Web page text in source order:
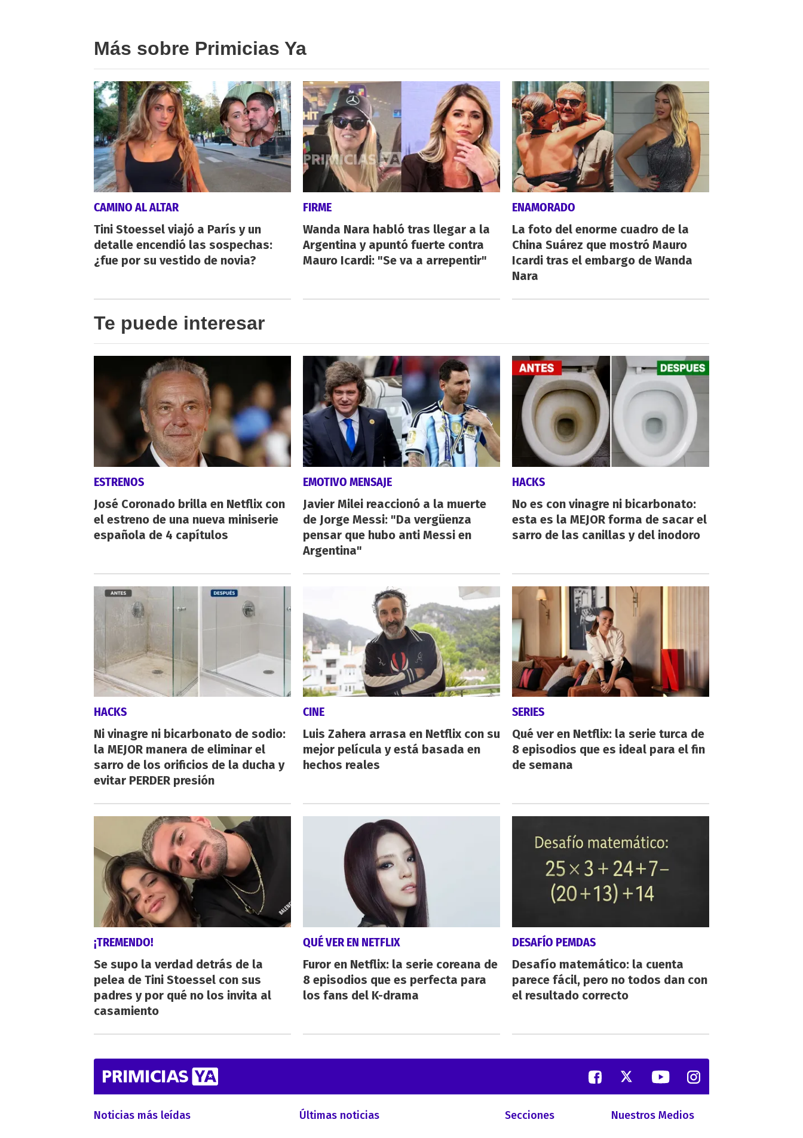
Más sobre Primicias Ya
CAMINO AL ALTAR
Tini Stoessel viajó a París y un
detalle encendió las sospechas:
¿fue por su vestido de novia?
FIRME
Wanda Nara habló tras llegar a la
Argentina y apuntó fuerte contra
Mauro Icardi: "Se va a arrepentir"
ENAMORADO
La foto del enorme cuadro de la
China Suárez que mostró Mauro
Icardi tras el embargo de Wanda
Nara
Te puede interesar
ESTRENOS
José Coronado brilla en Netflix con
el estreno de una nueva miniserie
española de 4 capítulos
EMOTIVO MENSAJE
Javier Milei reaccionó a la muerte
de Jorge Messi: "Da vergüenza
pensar que hubo anti Messi en
Argentina"
HACKS
No es con vinagre ni bicarbonato:
esta es la MEJOR forma de sacar el
sarro de las canillas y del inodoro
HACKS
Ni vinagre ni bicarbonato de sodio:
la MEJOR manera de eliminar el
sarro de los orificios de la ducha y
evitar PERDER presión
CINE
Luis Zahera arrasa en Netflix con su
mejor película y está basada en
hechos reales
SERIES
Qué ver en Netflix: la serie turca de
8 episodios que es ideal para el fin
de semana
¡TREMENDO!
Se supo la verdad detrás de la
pelea de Tini Stoessel con sus
padres y por qué no los invita al
casamiento
QUÉ VER EN NETFLIX
Furor en Netflix: la serie coreana de
8 episodios que es perfecta para
los fans del K-drama
DESAFÍO PEMDAS
Desafío matemático: la cuenta
parece fácil, pero no todos dan con
el resultado correcto
Noticias más leídas Últimas noticias Secciones Nuestros Medios